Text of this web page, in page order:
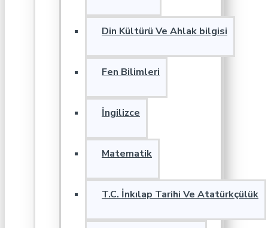
Din Kültürü Ve Ahlak bilgisi
Fen Bilimleri
İngilizce
Matematik
T.C. İnkılap Tarihi Ve Atatürkçülük